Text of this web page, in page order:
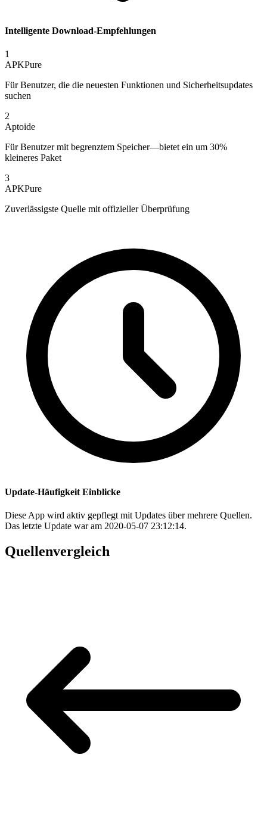
Intelligente Download-Empfehlungen
1
APKPure
Für Benutzer, die die neuesten Funktionen und Sicherheitsupdates
suchen
2
Aptoide
Für Benutzer mit begrenztem Speicher—bietet ein um 30%
kleineres Paket
3
APKPure
Zuverlässigste Quelle mit offizieller Überprüfung
Update-Häufigkeit Einblicke
Diese App wird aktiv gepflegt mit Updates über mehrere Quellen.
Das letzte Update war am 2020-05-07 23:12:14.
Quellenvergleich